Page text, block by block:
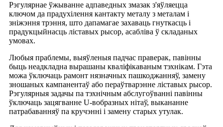
Рэгулярнае ўжыванне адпаведных змазак з'яўляецца
ключом да прадухілення кантакту металу з металам і
зніжэння трэння, што дапамагае захаваць гнуткасць і
прадукцыйнасць ліставых рысор, асабліва ў складаных
умовах.
Любыя праблемы, выяўленыя падчас праверак, павінны
быць неадкладна вырашаны кваліфікаваным тэхнікам. Гэта
можа ўключаць рамонт нязначных пашкоджанняў, замену
зношаных кампанентаў або пераўтварэнне ліставых рысор.
Рэгулярныя задачы па тэхнічным абслугоўванні павінны
ўключаць зацягванне U-вобразных нітаў, выкананне
патрабаванняў па кручэнні і замену старых утулак.